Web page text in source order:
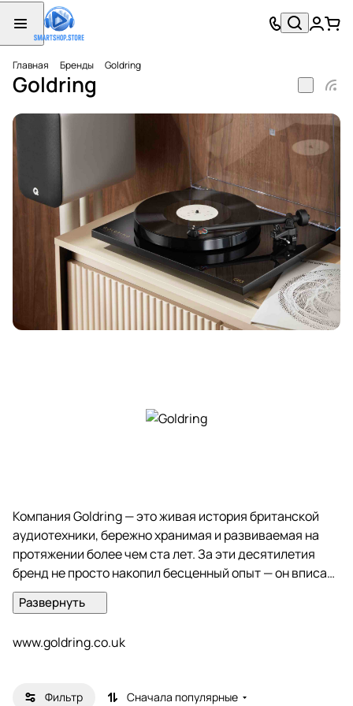
Главная Бренды Goldring
Goldring
Компания Goldring — это живая история британской
аудиотехники, бережно хранимая и развиваемая на
протяжении более чем ста лет. За эти десятилетия
бренд не просто накопил бесценный опыт — он вписал
своё имя в летопись звуковоспроизведения, став
синонимом безупречного качества, смелых инноваций
www.goldring.co.uk
Фильтр Сначала популярные